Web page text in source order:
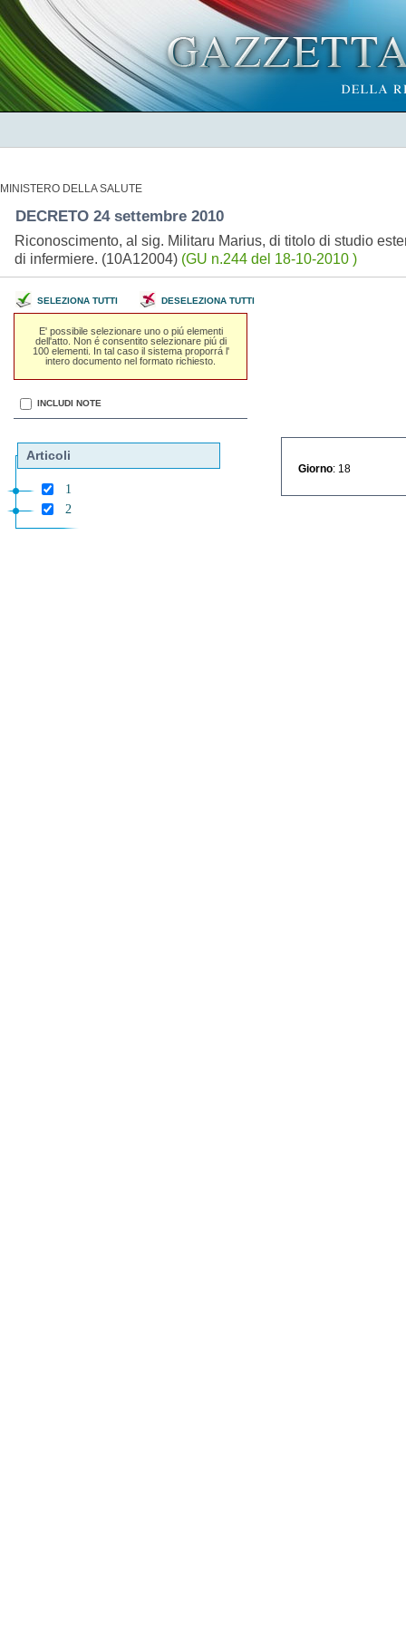
MINISTERO DELLA SALUTE
DECRETO 24 settembre 2010
Riconoscimento, al sig. Militaru Marius, di titolo di studio
di infermiere. (10A12004) (GU n.244 del 18-10-2010 )
SELEZIONA TUTTI DESELEZIONA TUTTI
E' possibile selezionare uno o piú elementi
dell'atto. Non é consentito selezionare piú di
100 elementi. In tal caso il sistema proporrá l'
intero documento nel formato richiesto.
INCLUDI NOTE
Articoli
1
2
Giorno : 18